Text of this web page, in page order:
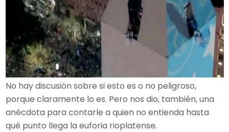
No hay discusión sobre si esto es o no peligroso,
porque claramente lo es. Pero nos dio, también, una
anécdota para contarle a quien no entienda hasta
qué punto llega la euforia rioplatense.